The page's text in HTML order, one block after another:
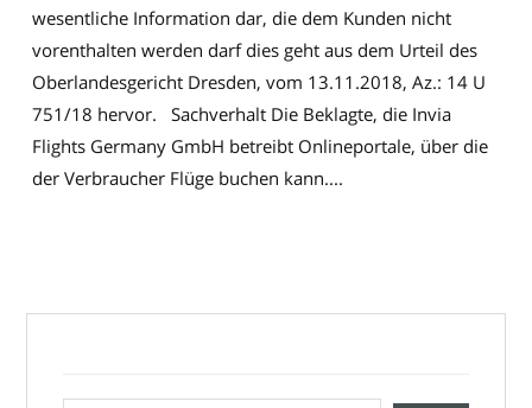
wesentliche Information dar, die dem Kunden nicht
vorenthalten werden darf dies geht aus dem Urteil des
Oberlandesgericht Dresden, vom 13.11.2018, Az.: 14 U
751/18 hervor. Sachverhalt Die Beklagte, die Invia
Flights Germany GmbH betreibt Onlineportale, über die
der Verbraucher Flüge buchen kann....